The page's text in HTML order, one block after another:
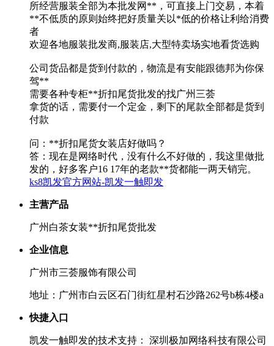
所经营服装全部为本批发网**，可直接上门交易，本着
**不低质的原则始终把好质量关以*低的价格让利给消费
者
欢迎各地服装批发商,服装店,大型特卖场实地看货选购
公司货品都是货到付款的，物流是有安能跟德邦为你保
驾**
需要各种专柜**折扣尾货批发的找广州三荟
拿货的话，需要付一个定金，剩下的尾款全部都是货到
付款
问：**折扣尾货女装店好做吗？
答：现在是网络时代，没有什么不好做的，我这里做批
发的，好多客户16 17年的老款**货都能一两天销完。
ks8凯发官方网站-凯发一触即发
主营产品
广州白茶女装**折扣尾货批发
企业信息
广州市三荟服饰有限公司
地址：广州市白云区石门街红星村石沙路262号b栋4楼a
快捷入口
凯发一触即发的技术支持： 深圳极加网络科技有限公司